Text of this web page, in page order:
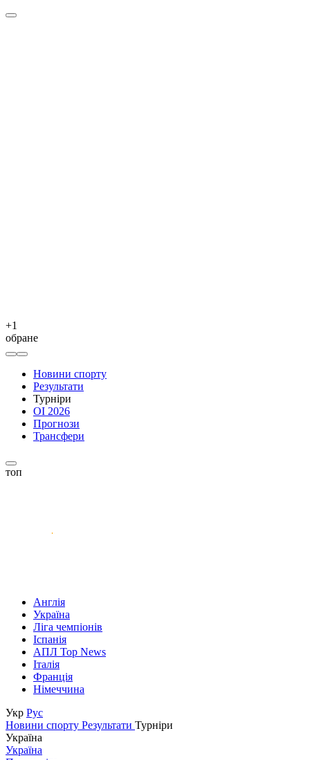
+1
обране
Новини спорту
Результати
Турніри
ОІ 2026
Прогнози
Трансфери
топ
Англія
Україна
Ліга чемпіонів
Іспанія
АПЛ Top News
Італія
Франція
Німеччина
Укр Рус
Новини спорту Результати Турніри
Україна
Україна